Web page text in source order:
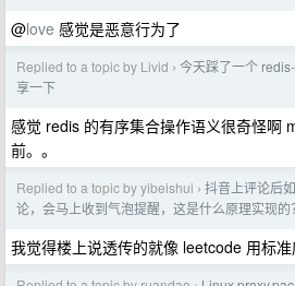
@love 感觉是恶意行为了
Replied to a topic by Livid › 今天踩了一个
享一下
感觉 redis 的有序集合操作语义很奇怪啊
前。。
Replied to a topic by yibeishui › 抖音上评论后
论，会马上收到气泡提醒，这是什么原理实现的
我觉得楼上说透传的就像 leetcode 用标